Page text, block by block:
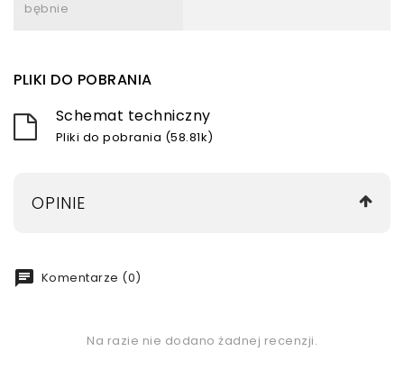
bębnie
PLIKI DO POBRANIA
Schemat techniczny
Pliki do pobrania (58.81k)
OPINIE
chat Komentarze (0)
Na razie nie dodano żadnej recenzji.